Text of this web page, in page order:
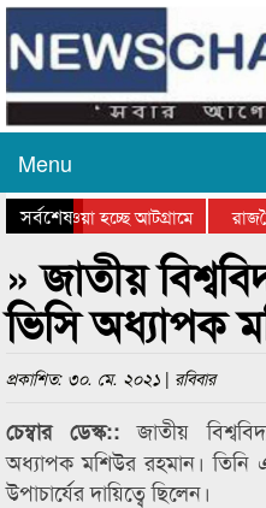
Menu
সর্বশেষ
যাওয়া হচ্ছে আটগ্রামে
পুরস্কার বিতরণ সম্পন্ন
» জাতীয়
ভিসি অধ্যাপক
প্রকাশিত: ৩০. মে. ২০২১ | রবিবার
চেম্বার ডেস্ক::জাতীয়
অধ্যাপক মশিউর রহমান। তিনি
উপাচার্যের দায়িত্বে ছিলেন।